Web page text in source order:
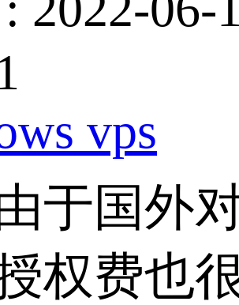
vps
国外对
权费也